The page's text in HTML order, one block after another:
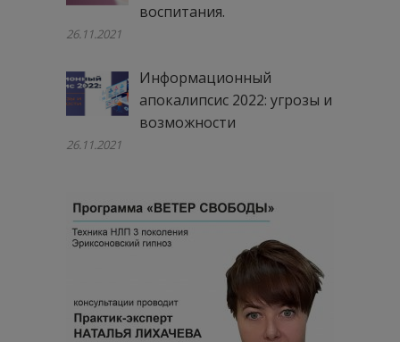
воспитания.
26.11.2021
Информационный
апокалипсис 2022: угрозы и
возможности
26.11.2021